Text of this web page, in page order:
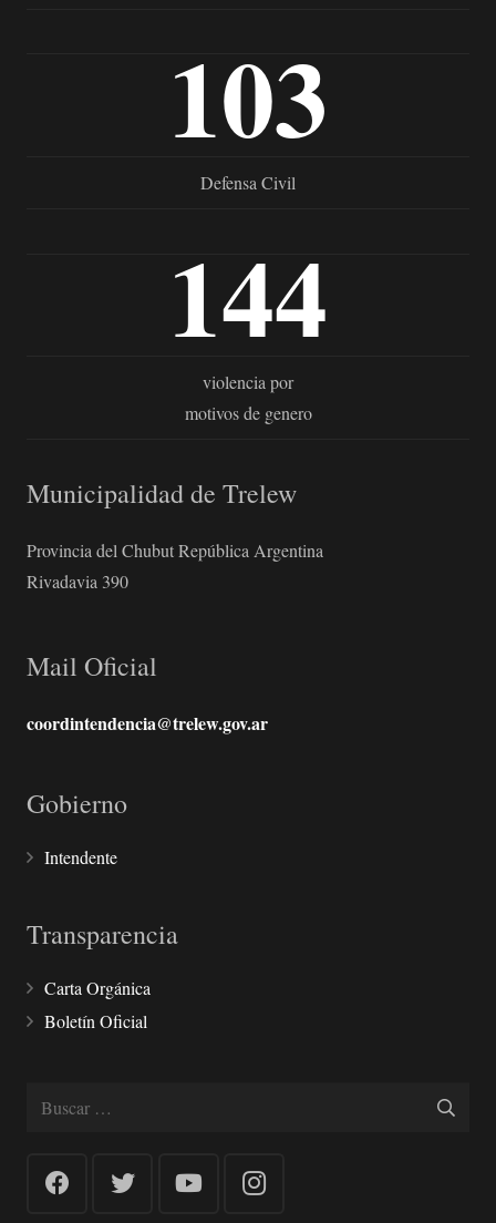
103
Defensa Civil
144
violencia por
motivos de genero
Municipalidad de Trelew
Provincia del Chubut República Argentina
Rivadavia 390
Mail Oficial
coordintendencia@trelew.gov.ar
Gobierno
Intendente
Transparencia
Carta Orgánica
Boletín Oficial
Buscar: